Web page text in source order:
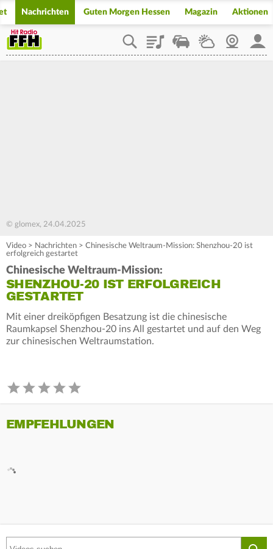
Nachrichten Guten Morgen Hessen Magazin Aktionen
PlaylistStaupilotWetterWebcam
© glomex, 24.04.2025
Video > Nachrichten > Chinesische Weltraum-Mission: Shenzhou-20 ist
erfolgreich gestartet
Chinesische Weltraum-Mission:
SHENZHOU-20 IST ERFOLGREICH
GESTARTET
Mit einer dreiköpfigen Besatzung ist die chinesische
Raumkapsel Shenzhou-20 ins All gestartet und auf den Weg
zur chinesischen Weltraumstation.
EMPFEHLUNGEN